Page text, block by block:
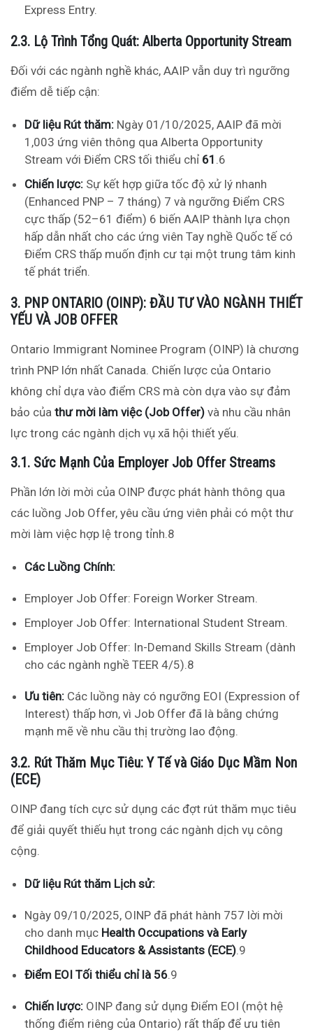
Express Entry.
2.3. Lộ Trình Tổng Quát: Alberta Opportunity Stream
Đối với các ngành nghề khác, AAIP vẫn duy trì ngưỡng
điểm dễ tiếp cận:
Dữ liệu Rút thăm: Ngày 01/10/2025, AAIP đã mời
1,003 ứng viên thông qua Alberta Opportunity
Stream với Điểm CRS tối thiểu chỉ 61 .6
Chiến lược: Sự kết hợp giữa tốc độ xử lý nhanh
(Enhanced PNP – 7 tháng) 7 và ngưỡng Điểm CRS
cực thấp (52–61 điểm) 6 biến AAIP thành lựa chọn
hấp dẫn nhất cho các ứng viên Tay nghề Quốc tế có
Điểm CRS thấp muốn định cư tại một trung tâm kinh
tế phát triển.
3. PNP ONTARIO (OINP): ĐẦU TƯ VÀO NGÀNH THIẾT
YẾU VÀ JOB OFFER
Ontario Immigrant Nominee Program (OINP) là chương
trình PNP lớn nhất Canada. Chiến lược của Ontario
không chỉ dựa vào điểm CRS mà còn dựa vào sự đảm
bảo của thư mời làm việc (Job Offer) và nhu cầu nhân
lực trong các ngành dịch vụ xã hội thiết yếu.
3.1. Sức Mạnh Của Employer Job Offer Streams
Phần lớn lời mời của OINP được phát hành thông qua
các luồng Job Offer, yêu cầu ứng viên phải có một thư
mời làm việc hợp lệ trong tỉnh.8
Các Luồng Chính:
Employer Job Offer: Foreign Worker Stream.
Employer Job Offer: International Student Stream.
Employer Job Offer: In-Demand Skills Stream (dành
cho các ngành nghề TEER 4/5).8
Ưu tiên: Các luồng này có ngưỡng EOI (Expression of
Interest) thấp hơn, vì Job Offer đã là bằng chứng
mạnh mẽ về nhu cầu thị trường lao động.
3.2. Rút Thăm Mục Tiêu: Y Tế và Giáo Dục Mầm Non
(ECE)
OINP đang tích cực sử dụng các đợt rút thăm mục tiêu
để giải quyết thiếu hụt trong các ngành dịch vụ công
cộng.
Dữ liệu Rút thăm Lịch sử:
Ngày 09/10/2025, OINP đã phát hành 757 lời mời
cho danh mục Health Occupations và Early
Childhood Educators & Assistants (ECE).9
Điểm EOI Tối thiểu chỉ là 56.9
Chiến lược: OINP đang sử dụng Điểm EOI (một hệ
thống điểm riêng của Ontario) rất thấp để ưu tiên